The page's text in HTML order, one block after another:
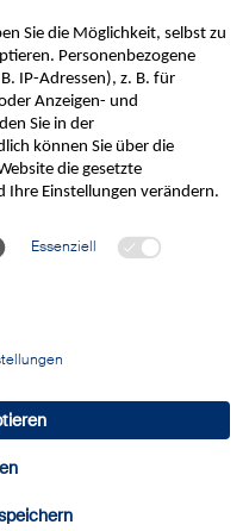
8, 1140 Wien
vorhanden.
Daten-Einstellungen